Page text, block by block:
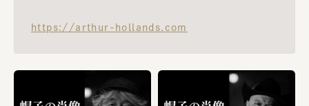
https://arthur-hollands.com